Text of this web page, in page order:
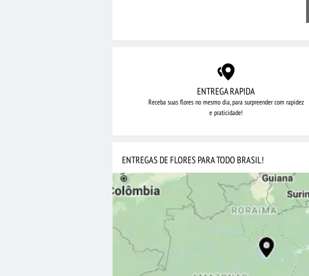
ENTREGA RAPIDA
Receba suas flores no mesmo dia,para surpreender com rapidez
e praticidade!
ENTREGAS DE FLORES PARA TODO BRASIL!